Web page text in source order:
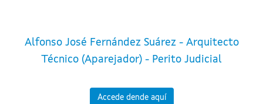
Alfonso José Fernández Suárez - Arquitecto
Técnico (Aparejador) - Perito Judicial
Accede dende aquí